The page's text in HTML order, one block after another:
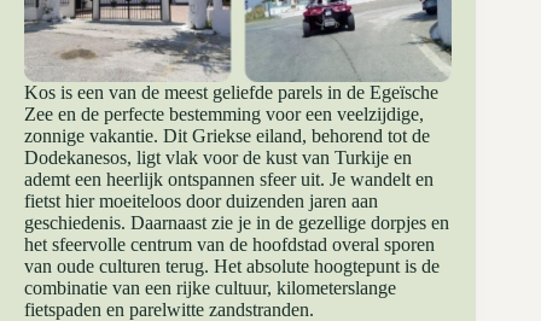
Kos is een van de meest geliefde parels in de Egeïsche
Zee en de perfecte bestemming voor een veelzijdige,
zonnige vakantie. Dit Griekse eiland, behorend tot de
Dodekanesos, ligt vlak voor de kust van Turkije en
ademt een heerlijk ontspannen sfeer uit. Je wandelt en
fietst hier moeiteloos door duizenden jaren aan
geschiedenis. Daarnaast zie je in de gezellige dorpjes en
het sfeervolle centrum van de hoofdstad overal sporen
van oude culturen terug. Het absolute hoogtepunt is de
combinatie van een rijke cultuur, kilometerslange
fietspaden en parelwitte zandstranden.